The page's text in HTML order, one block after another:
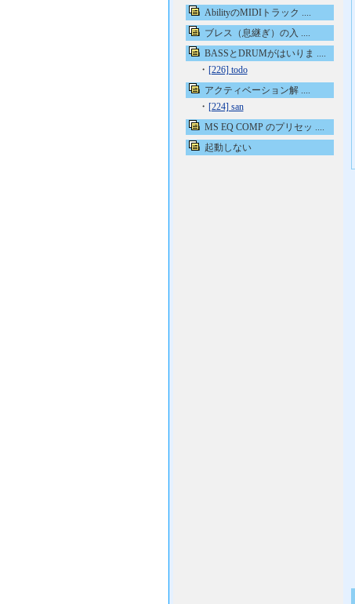
AbilityのMIDIトラック ....
ブレス（息継ぎ）の入 ....
BASSとDRUMがはいりま ....
・ [226] todo
アクティベーション解 ....
・ [224] san
MS EQ COMP のプリセッ ....
起動しない